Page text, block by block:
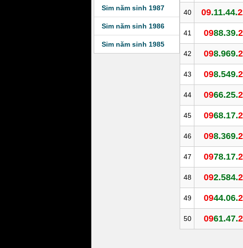
Sim năm sinh 1987
Sim năm sinh 1986
Sim năm sinh 1985
40 09.11.44.
41 0988.39.
42 098.969.
43 098.549.
44 0966.25.
45 0968.17.
46 098.369.
47 0978.17.
48 092.584.
49 0944.06.
50 0961.47.